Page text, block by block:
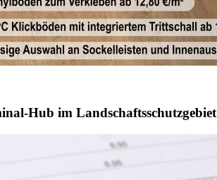
Hub im Landschaftsschutzgebiet